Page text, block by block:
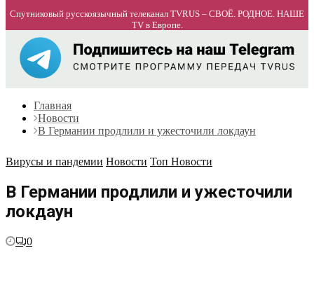
Спутниковый русскоязычный телеканал TVRUS – СВОЁ. РОДНОЕ. НАШЕ
TV в Европе.
Главная
Новости
В Германии продлили и ужесточили локдаун
Вирусы и пандемии Новости Топ Новости
В Германии продлили и ужесточили
локдаун
0